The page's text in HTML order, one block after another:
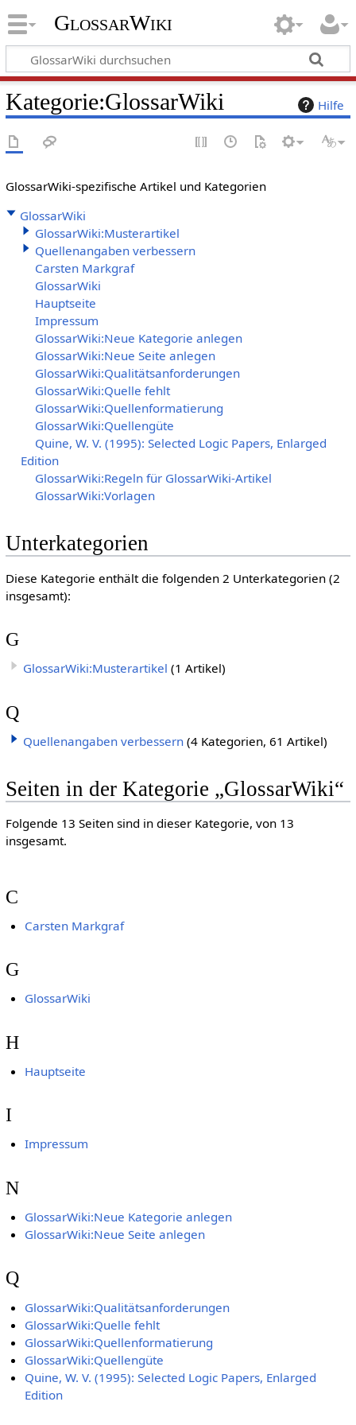
GlossarWiki
Hilfe
Kategorie:GlossarWiki
GlossarWiki-spezifische Artikel und Kategorien
GlossarWiki
GlossarWiki:Musterartikel
Quellenangaben verbessern
Carsten Markgraf
GlossarWiki
Hauptseite
Impressum
GlossarWiki:Neue Kategorie anlegen
GlossarWiki:Neue Seite anlegen
GlossarWiki:Qualitätsanforderungen
GlossarWiki:Quelle fehlt
GlossarWiki:Quellenformatierung
GlossarWiki:Quellengüte
Quine, W. V. (1995): Selected Logic Papers, Enlarged
Edition
GlossarWiki:Regeln für GlossarWiki-Artikel
GlossarWiki:Vorlagen
Unterkategorien
Diese Kategorie enthält die folgenden 2 Unterkategorien (2
insgesamt):
G
GlossarWiki:Musterartikel (1 Artikel)
Q
Quellenangaben verbessern (4 Kategorien, 61 Artikel)
Seiten in der Kategorie „GlossarWiki“
Folgende 13 Seiten sind in dieser Kategorie, von 13
insgesamt.
C
Carsten Markgraf
G
GlossarWiki
H
Hauptseite
I
Impressum
N
GlossarWiki:Neue Kategorie anlegen
GlossarWiki:Neue Seite anlegen
Q
GlossarWiki:Qualitätsanforderungen
GlossarWiki:Quelle fehlt
GlossarWiki:Quellenformatierung
GlossarWiki:Quellengüte
Quine, W. V. (1995): Selected Logic Papers, Enlarged
Edition